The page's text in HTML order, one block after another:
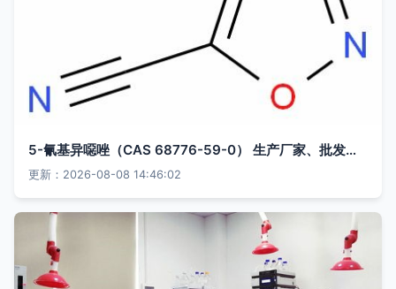
5-氰基异噁唑（CAS 68776-59-0） 生产厂家、批发商及价格表全解析
更新：2026-08-08 14:46:02